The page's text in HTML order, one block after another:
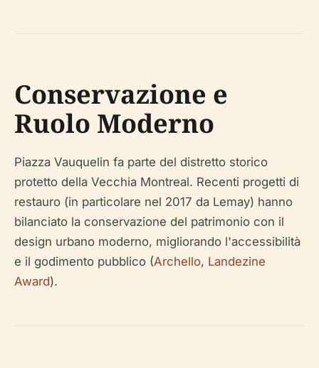
Conservazione e
Ruolo Moderno
Piazza Vauquelin fa parte del distretto storico
protetto della Vecchia Montreal. Recenti progetti di
restauro (in particolare nel 2017 da Lemay) hanno
bilanciato la conservazione del patrimonio con il
design urbano moderno, migliorando l'accessibilità
e il godimento pubblico (Archello, Landezine
Award).